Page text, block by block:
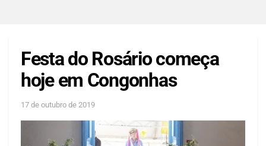
Festa do Rosário começa
hoje em Congonhas
17 de outubro de 2019